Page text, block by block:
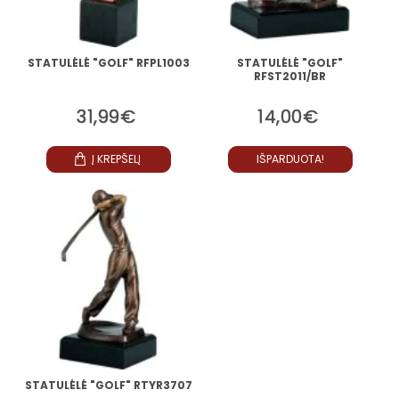
STATULĖLĖ "GOLF" RFPL1003
31,99€
Į KREPŠELĮ
STATULĖLĖ "GOLF"
RFST2011/BR
14,00€
IŠPARDUOTA!
STATULĖLĖ "GOLF" RTYR3707